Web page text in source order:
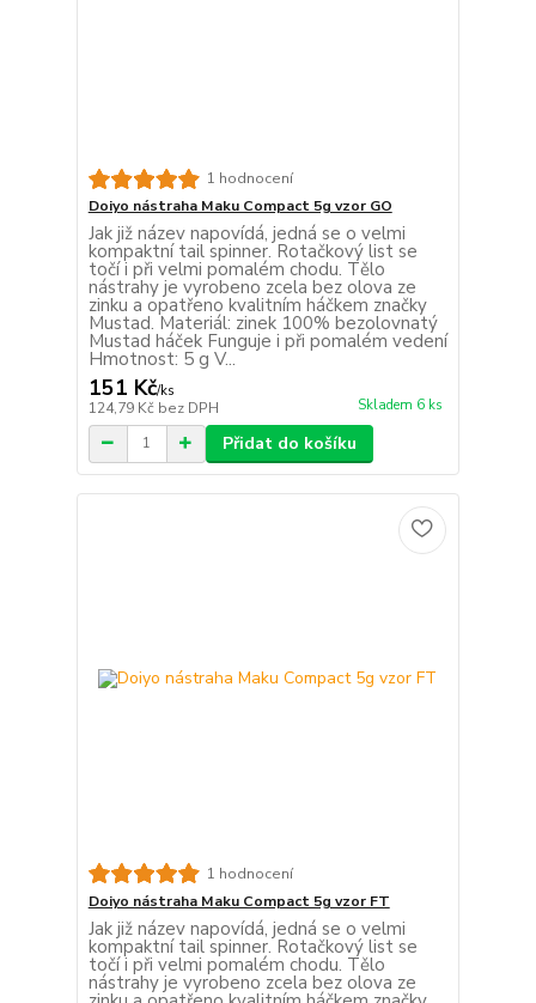
1 hodnocení
Doiyo nástraha Maku Compact 5g vzor GO
Jak již název napovídá, jedná se o velmi
kompaktní tail spinner. Rotačkový list se
točí i při velmi pomalém chodu. Tělo
nástrahy je vyrobeno zcela bez olova ze
zinku a opatřeno kvalitním háčkem značky
Mustad. Materiál: zinek 100% bezolovnatý
Mustad háček Funguje i při pomalém vedení
Hmotnost: 5 g V...
151 Kč/ks
124,79 Kč bez DPH Skladem 6 ks
Přidat do košíku
1 hodnocení
Doiyo nástraha Maku Compact 5g vzor FT
Jak již název napovídá, jedná se o velmi
kompaktní tail spinner. Rotačkový list se
točí i při velmi pomalém chodu. Tělo
nástrahy je vyrobeno zcela bez olova ze